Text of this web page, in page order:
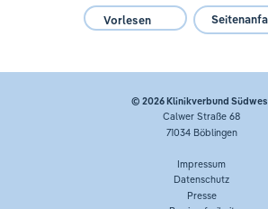
Vorlesen
© 2026Klinikverbund
Calwer Straße 68
71034 Böblingen
Impressum
Datenschutz
Presse